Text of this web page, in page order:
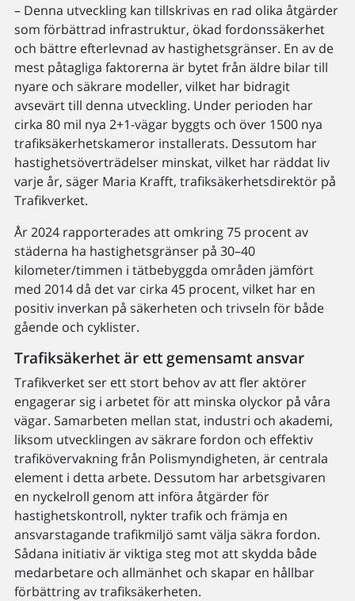
– Denna utveckling kan tillskrivas en rad olika åtgärder
som förbättrad infrastruktur, ökad fordonssäkerhet
och bättre efterlevnad av hastighetsgränser. En av de
mest påtagliga faktorerna är bytet från äldre bilar till
nyare och säkrare modeller, vilket har bidragit
avsevärt till denna utveckling. Under perioden har
cirka 80 mil nya 2+1-vägar byggts och över 1500 nya
trafiksäkerhetskameror installerats. Dessutom har
hastighetsöverträdelser minskat, vilket har räddat liv
varje år, säger Maria Krafft, trafiksäkerhetsdirektör på
Trafikverket.
År 2024 rapporterades att omkring 75 procent av
städerna ha hastighetsgränser på 30–40
kilometer/timmen i tätbebyggda områden jämfört
med 2014 då det var cirka 45 procent, vilket har en
positiv inverkan på säkerheten och trivseln för både
gående och cyklister.
Trafiksäkerhet är ett gemensamt ansvar
Trafikverket ser ett stort behov av att fler aktörer
engagerar sig i arbetet för att minska olyckor på våra
vägar. Samarbeten mellan stat, industri och akademi,
liksom utvecklingen av säkrare fordon och effektiv
trafikövervakning från Polismyndigheten, är centrala
element i detta arbete. Dessutom har arbetsgivaren
en nyckelroll genom att införa åtgärder för
hastighetskontroll, nykter trafik och främja en
ansvarstagande trafikmiljö samt välja säkra fordon.
Sådana initiativ är viktiga steg mot att skydda både
medarbetare och allmänhet och skapar en hållbar
förbättring av trafiksäkerheten.